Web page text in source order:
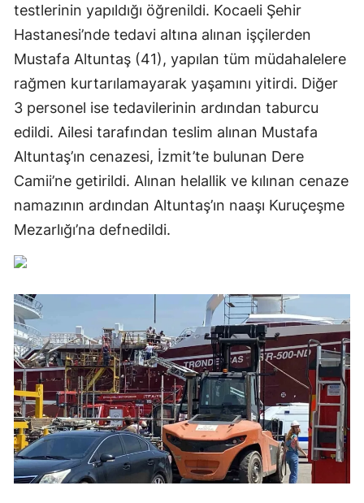
testlerinin yapıldığı öğrenildi. Kocaeli Şehir
Hastanesi’nde tedavi altına alınan işçilerden
Mustafa Altuntaş (41), yapılan tüm müdahalelere
rağmen kurtarılamayarak yaşamını yitirdi. Diğer
3 personel ise tedavilerinin ardından taburcu
edildi. Ailesi tarafından teslim alınan Mustafa
Altuntaş’ın cenazesi, İzmit’te bulunan Dere
Camii’ne getirildi. Alınan helallik ve kılınan cenaze
namazının ardından Altuntaş’ın naaşı Kuruçeşme
Mezarlığı’na defnedildi.